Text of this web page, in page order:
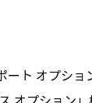
ート オプシ